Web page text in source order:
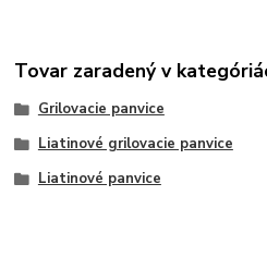
Tovar zaradený v
Grilovacie panvice
Liatinové grilovacie panvice
Liatinové panvice